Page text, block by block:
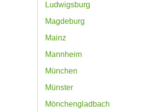
Ludwigsburg
Magdeburg
Mainz
Mannheim
München
Münster
Mönchengladbach